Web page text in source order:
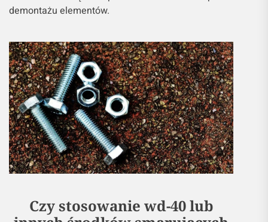
demontażu elementów.
Czy stosowanie wd-40 lub